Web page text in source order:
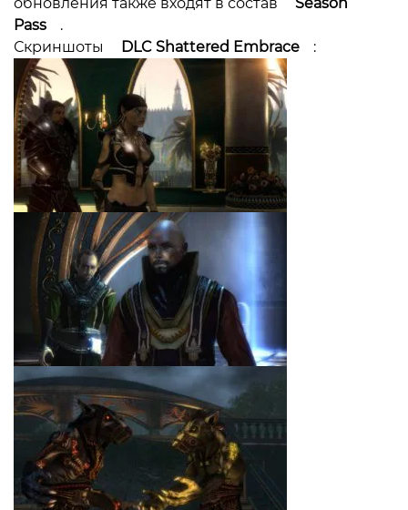
Pass
.
Скриншоты
DLC Shattered Embrace :